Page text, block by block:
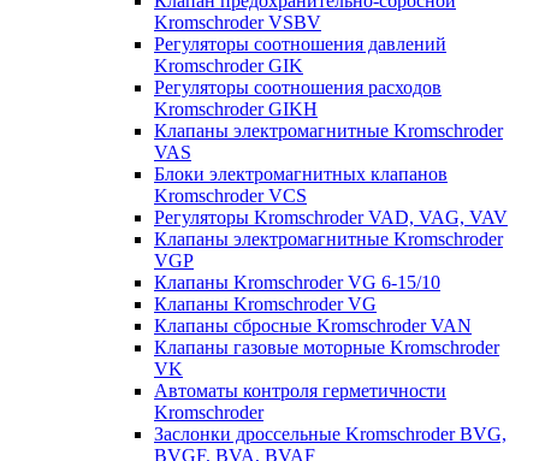
Kromschroder VSBV
Регуляторы соотношения давлений
Kromschroder GIK
Регуляторы соотношения расходов
Kromschroder GIKH
Клапаны электромагнитные Kromschroder
VAS
Блоки электромагнитных клапанов
Kromschroder VCS
Регуляторы Kromschroder VAD, VAG, VAV
Клапаны электромагнитные Kromschroder
VGP
Клапаны Kromschroder VG 6-15/10
Клапаны Kromschroder VG
Клапаны сбросные Kromschroder VAN
Клапаны газовые моторные Kromschroder
VK
Автоматы контроля герметичности
Kromschroder
Заслонки дроссельные Kromschroder BVG,
BVGF, BVA, BVAF